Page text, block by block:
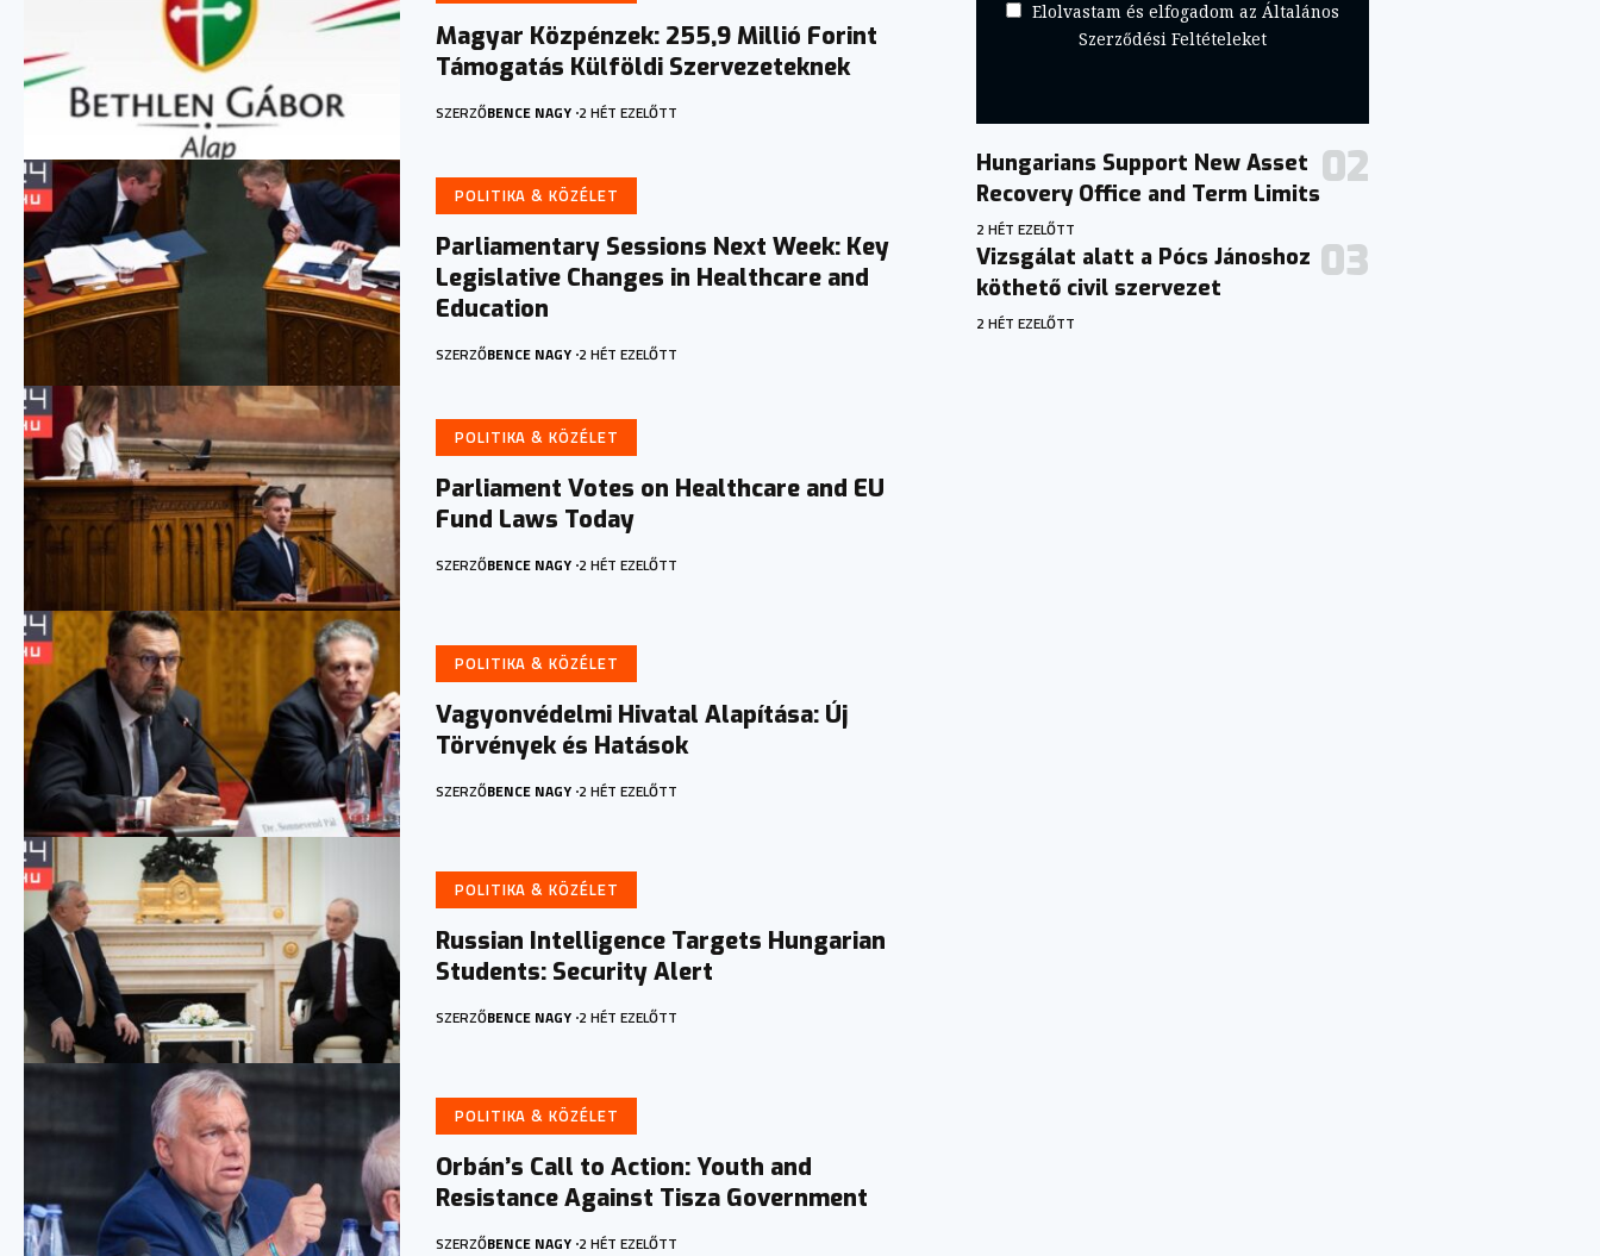
Magyar Közpénzek: 255,9 Millió Forint
Támogatás Külföldi Szervezeteknek
SZERZŐBENCE NAGY 2 HÉT EZELŐTT
POLITIKA & KÖZÉLET
Parliamentary Sessions Next Week: Key
Legislative Changes in Healthcare and
Education
SZERZŐBENCE NAGY 2 HÉT EZELŐTT
POLITIKA & KÖZÉLET
Parliament Votes on Healthcare and EU
Fund Laws Today
SZERZŐBENCE NAGY 2 HÉT EZELŐTT
POLITIKA & KÖZÉLET
Vagyonvédelmi Hivatal Alapítása: Új
Törvények és Hatások
SZERZŐBENCE NAGY 2 HÉT EZELŐTT
POLITIKA & KÖZÉLET
Russian Intelligence Targets Hungarian
Students: Security Alert
SZERZŐBENCE NAGY 2 HÉT EZELŐTT
POLITIKA & KÖZÉLET
Orbán’s Call to Action: Youth and
Resistance Against Tisza Government
SZERZŐBENCE NAGY 2 HÉT EZELŐTT
Elolvastam és elfogadom az Általános
Szerződési Feltételeket
Hungarians Support New Asset
Recovery Office and Term Limits
2 HÉT EZELŐTT
Vizsgálat alatt a Pócs Jánoshoz
köthető civil szervezet
2 HÉT EZELŐTT